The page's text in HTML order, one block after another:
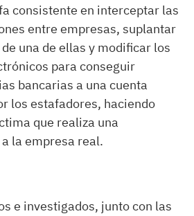
consistente en interceptar las
entre empresas, suplantar
una de ellas y modificar los
para conseguir
bancarias a una cuenta
los estafadores, haciendo
que realiza una
la empresa real.
e investigados, junto con las